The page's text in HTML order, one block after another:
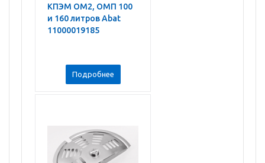
КПЭМ ОМ2, ОМП 100
и 160 литров Abat
11000019185
Подробнее